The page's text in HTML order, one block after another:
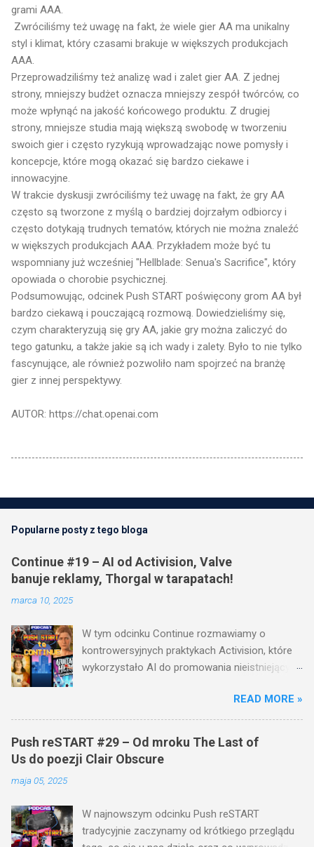
grami AAA.
Zwróciliśmy też uwagę na fakt, że wiele gier AA ma unikalny
styl i klimat, który czasami brakuje w większych produkcjach
AAA.
Przeprowadziliśmy też analizę wad i zalet gier AA. Z jednej
strony, mniejszy budżet oznacza mniejszy zespół twórców, co
może wpłynąć na jakość końcowego produktu. Z drugiej
strony, mniejsze studia mają większą swobodę w tworzeniu
swoich gier i często ryzykują wprowadzając nowe pomysły i
koncepcje, które mogą okazać się bardzo ciekawe i
innowacyjne.
W trakcie dyskusji zwróciliśmy też uwagę na fakt, że gry AA
często są tworzone z myślą o bardziej dojrzałym odbiorcy i
często dotykają trudnych tematów, których nie można znaleźć
w większych produkcjach AAA. Przykładem może być tu
wspomniany już wcześniej "Hellblade: Senua's Sacrifice", który
opowiada o chorobie psychicznej.
Podsumowując, odcinek Push START poświęcony grom AA był
bardzo ciekawą i pouczającą rozmową. Dowiedzieliśmy się,
czym charakteryzują się gry AA, jakie gry można zaliczyć do
tego gatunku, a także jakie są ich wady i zalety. Było to nie tylko
fascynujące, ale również pozwoliło nam spojrzeć na branżę
gier z innej perspektywy.
AUTOR: https://chat.openai.com
Popularne posty z tego bloga
Continue #19 – AI od Activision, Valve
banuje reklamy, Thorgal w tarapatach!
marca 10, 2025
W tym odcinku Continue rozmawiamy o
kontrowersyjnych praktykach Activision, które
wykorzystało AI do promowania nieistniejących
zakazuje wymuszonych reklam na Steamie! A
co z grą Thorgal ? Miała być hitem, a na razie
mamy komornika i problemy finansowe studia
Mighty Koi. Nie zabraknie też wieści o God of
komentarzach, co sądzisz o tych decyzjach! 🎮
🔥 ROZDZIAŁY: 00:00:00 - 00:00:15 INTRO
READ MORE »
Push reSTART #29 – Od mroku The Last of
Us do poezji Clair Obscure
maja 05, 2025
W najnowszym odcinku Push reSTART
tradycyjnie zaczynamy od krótkiego przeglądu